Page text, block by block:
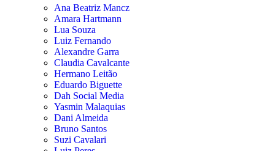
Ana Beatriz Mancz
Amara Hartmann
Lua Souza
Luiz Fernando
Alexandre Garra
Claudia Cavalcante
Hermano Leitão
Eduardo Biguette
Dah Social Media
Yasmin Malaquias
Dani Almeida
Bruno Santos
Suzi Cavalari